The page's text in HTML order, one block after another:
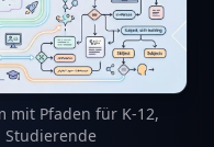
mit Pfaden für K-12,
Studierende